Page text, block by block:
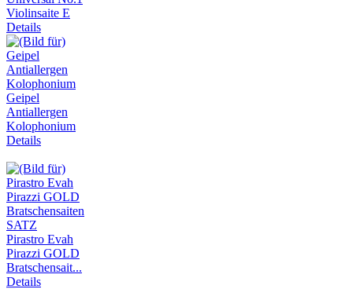
Violinsaite E
Details
Geipel
Antiallergen
Kolophonium
Details
Pirastro Evah
Pirazzi GOLD
Bratschensait...
Details